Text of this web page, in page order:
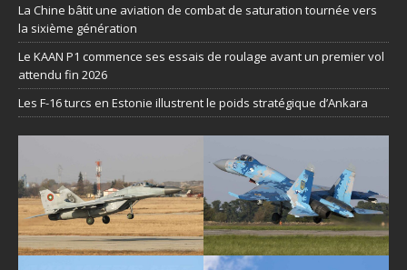
La Chine bâtit une aviation de combat de saturation tournée vers
la sixième génération
Le KAAN P1 commence ses essais de roulage avant un premier vol
attendu fin 2026
Les F-16 turcs en Estonie illustrent le poids stratégique d’Ankara